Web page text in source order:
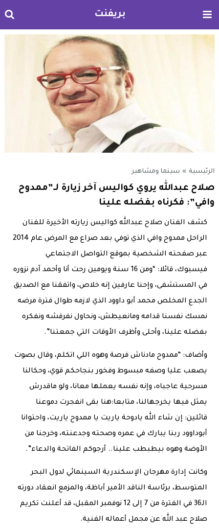
بريفنت
الرئيسية » سينما ومشاهير
صلاح عبدالله يروي كواليس آخر زيارة لـ”ممدوح
وافي”: فكرناه بفضله علينا
كشف الفنان صلاح عبدالله كواليس زيارته الأخيرة للفنان
الراحل ممدوح وافي الذي توفي بعد صراع مع المرض عام 2014
عبر صفحته الشخصية بموقع التواصل الاجتماعي
فيسبوك، قائلا: “ومن 16 سنة ويومين رحت أنا وأحمد آدم نزوره
في المستشفى، وإحنا عارفين إنه خلاص، واتفقنا مع الصديق
الجدع المخلص محمد أبو داوود الذي لازمه طوال فترة مرضه
نمسك نفسنا قدامه ومانعيطش، ونحاول نفرفشه ونفكره
بفضله علينا، وأحلى وأظرف الأوقات التي جمعتنا”.
وأضاف: “ممدوح مادناش فرصة وهوه اللي اتكلم، وقال بصوت
يصعب عليا وصفه مبسوط وفخور بنجاحكم قوي، وحكالنا
مسرحية عاجباه، وإنه نفسه يعملها معانا، ولو ماقدرش
يمثل فيها يخرجهالنا، متابعا:هنا بقى انفجرت دموعنا
قائلين: إن شاء الله يادوحة ياريت يا ممدوح ياريت، واحتوانا
أبوداوود ربنا يبارك في عمره وصحته وجدعنته، وخرجنا من
الأوضة وهوه بيطبطب علينا.. أرجوكم الفاتحة والدعاء”.
وكانت إدارة مهرجان الإسكندرية السينمائي لدول البحر
المتوسط، برئاسة الناقد الأمير أباظة، والمزمع انعقاد دورته
الـ36 في الفترة من 7 إلى 12 نوفمبر المقبل، قد أعلنت تكريم
صلاح عبد الله عن مجمل أعماله الفنية.